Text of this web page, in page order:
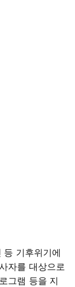
기후위기에
자를 대상으로
그램 등을 지